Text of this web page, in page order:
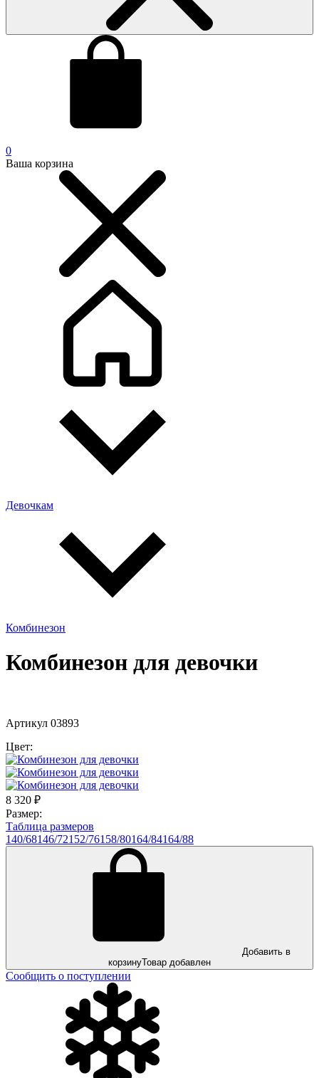
0
Ваша корзина
Девочкам
Комбинезон
Комбинезон для девочки
Артикул 03893
Цвет:
8 320 ₽
Размер:
Таблица размеров
140/68146/72152/76158/80164/84164/88
Добавить в
корзинуТовар добавлен
Сообщить о поступлении